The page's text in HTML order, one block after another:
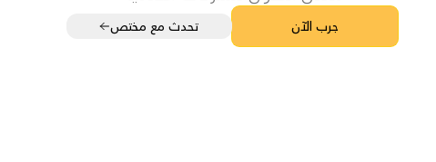
جرب الآن تحدث مع مختص